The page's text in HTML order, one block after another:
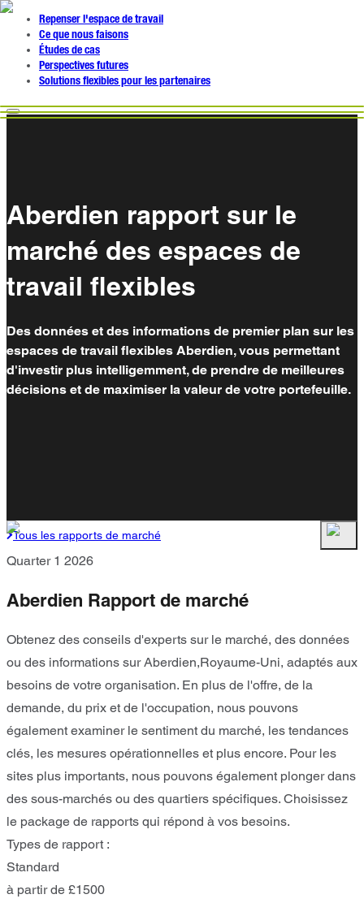
Repenser l'espace de travail
Ce que nous faisons
Études de cas
Perspectives futures
Solutions flexibles pour les partenaires
Aberdien rapport sur le
marché des espaces de
travail flexibles
Des données et des informations de premier plan sur les
espaces de travail flexibles Aberdien, vous permettant
d'investir plus intelligemment, de prendre de meilleures
décisions et de maximiser la valeur de votre portefeuille.
Tous les rapports de marché
Quarter 1 2026
Aberdien Rapport de marché
Obtenez des conseils d'experts sur le marché, des données
ou des informations sur Aberdien,Royaume-Uni, adaptés aux
besoins de votre organisation. En plus de l'offre, de la
demande, du prix et de l'occupation, nous pouvons
également examiner le sentiment du marché, les tendances
clés, les mesures opérationnelles et plus encore. Pour les
sites plus importants, nous pouvons également plonger dans
des sous-marchés ou des quartiers spécifiques. Choisissez
le package de rapports qui répond à vos besoins.
Types de rapport :
Standard
à partir de £1500